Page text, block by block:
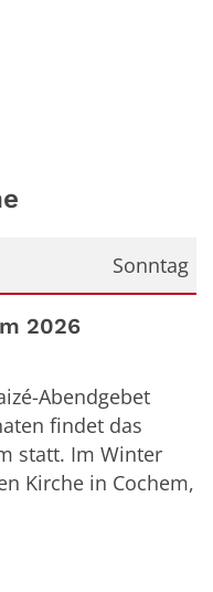
Sonntag
2026
Abendgebet
findet das
statt. Im Winter
Kirche in Cochem,